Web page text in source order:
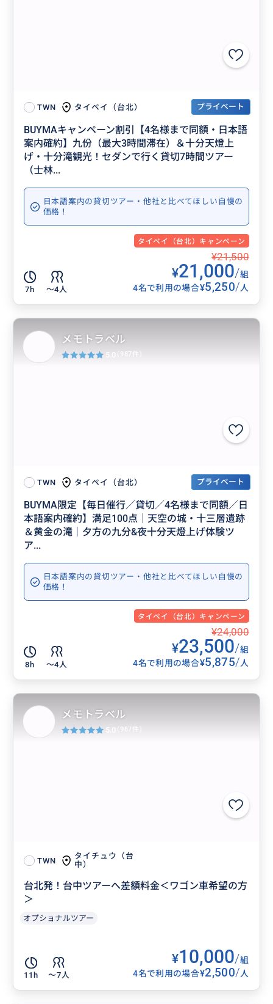
TWN タイペイ（台北） プライベート
BUYMAキャンペーン割引【4名様まで同額・日本語
案内確約】九份（最大3時間滞在）＆十分天燈上
げ・十分滝観光！セダンで行く貸切7時間ツアー
（士林...
日本語案内の貸切ツアー・他社と比べてほしい自慢の
価格！
タイペイ（台北）キャンペーン
7h 〜4人
¥21,500
¥21,000/組
4名で利用の場合¥5,250/人
TWN タイペイ（台北） プライベート
BUYMA限定【毎日催行／貸切／4名様まで同額／日
本語案内確約】満足100点│天空の城・十三層遺跡
＆黄金の滝│夕方の九分&夜十分天燈上げ体験ツ
ア...
日本語案内の貸切ツアー・他社と比べてほしい自慢の
価格！
タイペイ（台北）キャンペーン
8h 〜4人
¥24,000
¥23,500/組
4名で利用の場合¥5,875/人
メモトラベル
5.0 (987件)
TWN
タイチュウ（台
中）
台北発！台中ツアーへ差額料金＜ワゴン車希望の方
＞
オプショナルツアー
11h 〜7人
¥10,000/組
4名で利用の場合¥2,500/人
メモトラベル
5.0 (987件)